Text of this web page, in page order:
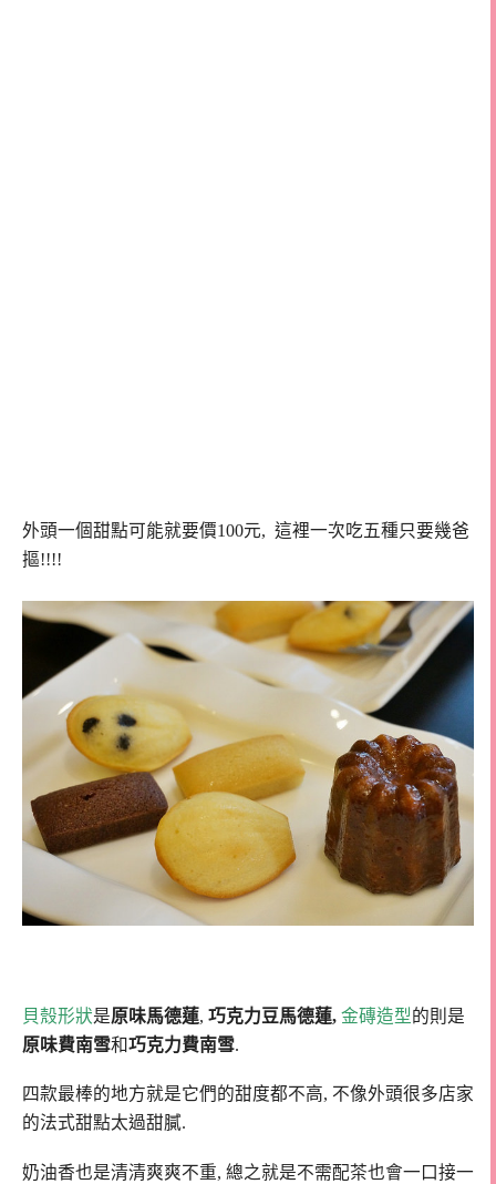
外頭一個甜點可能就要價100元, 這裡一次吃五種只要幾爸
摳!!!!
貝殼形狀是原味馬德蓮, 巧克力豆馬德蓮, 金磚造型的則是
原味費南雪和巧克力費南雪.
四款最棒的地方就是它們的甜度都不高, 不像外頭很多店家
的法式甜點太過甜膩.
奶油香也是清清爽爽不重, 總之就是不需配茶也會一口接一